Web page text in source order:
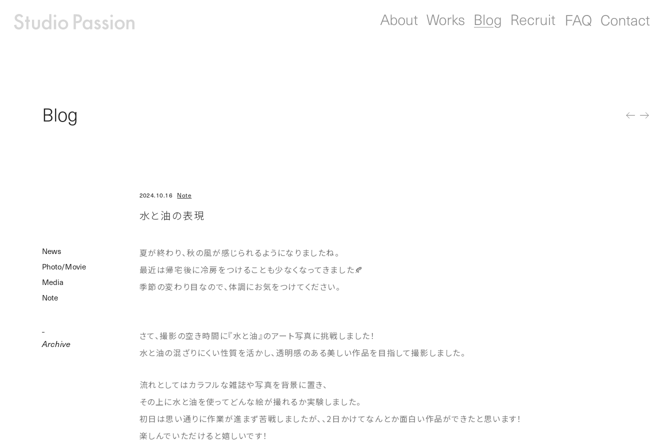
Blog
News
Photo/Movie
Media
Note
Archive
2024.10.16 Note
水と油の表現
夏が終わり、秋の風が感じられるようになりましたね。
最近は帰宅後に冷房をつけることも少なくなってきました🍂
季節の変わり目なので、体調にお気をつけてください。
さて、撮影の空き時間に『水と油』のアート写真に挑戦しました！
水と油の混ざりにくい性質を活かし、透明感のある美しい作品を目指して撮影しました。
流れとしてはカラフルな雑誌や写真を背景に置き、
その上に水と油を使ってどんな絵が撮れるか実験しました。
初日は思い通りに作業が進まず苦戦しましたが、、2日かけてなんとか面白い作品ができたと思います！
楽しんでいただけると嬉しいです！